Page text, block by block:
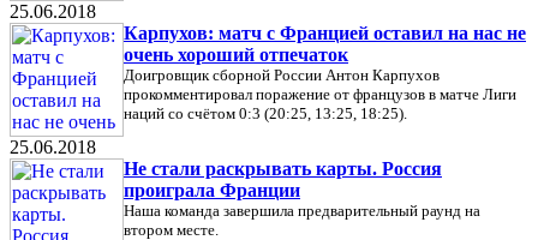
25.06.2018
Карпухов: матч с Францией оставил на нас не
очень хороший отпечаток
Доигровщик сборной России Антон Карпухов
прокомментировал поражение от французов в матче Лиги
наций со счётом 0:3 (20:25, 13:25, 18:25).
25.06.2018
Не стали раскрывать карты. Россия
проиграла Франции
Наша команда завершила предварительный раунд на
втором месте.